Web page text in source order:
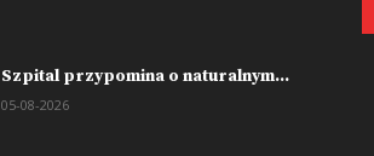
Szpital przypomina o naturalnym...
05-08-2026